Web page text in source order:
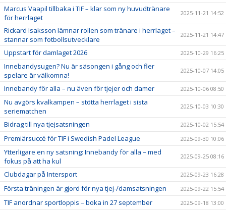
Marcus Vaapil tillbaka i TIF – klar som ny huvudtränare
för herrlaget
2025-11-21 14:52
Rickard Isaksson lämnar rollen som tränare i herrlaget –
stannar som fotbollsutvecklare
2025-11-21 14:47
Uppstart för damlaget 2026 2025-10-29 16:25
Innebandysugen? Nu är säsongen i gång och fler
spelare är välkomna!
2025-10-07 14:05
Innebandy för alla – nu även för tjejer och damer 2025-10-06 08:50
Nu avgörs kvalkampen – stötta herrlaget i sista
seriematchen
2025-10-03 10:30
Bidrag till nya tjejsatsningen 2025-10-02 15:54
Premiärsuccé för TIF i Swedish Padel League 2025-09-30 10:06
Ytterligare en ny satsning: Innebandy för alla – med
fokus på att ha kul
2025-09-25 08:16
Clubdagar på Intersport 2025-09-23 16:28
Första träningen är gjord för nya tjej-/damsatsningen 2025-09-22 15:54
TIF anordnar sportloppis – boka in 27 september 2025-09-18 13:00